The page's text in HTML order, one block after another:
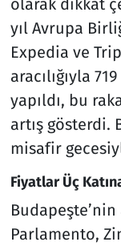
olarak dikkat
yıl Avrupa
Expedia ve
aracılığıyla
yapıldı, bu
artış gösterdi.
misafir
Fiyatlar Üç
Parlamento,